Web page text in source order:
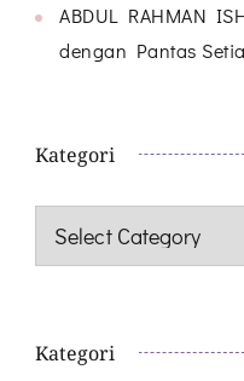
ABDUL RAHMAN
dengan Pantas
Kategori
Kategori
Kategori